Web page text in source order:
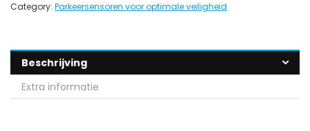
Category: Parkeersensoren voor optimale veiligheid
Beschrijving
Extra informatie